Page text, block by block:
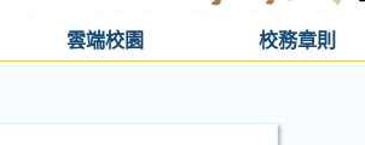
雲端校園 校務章則